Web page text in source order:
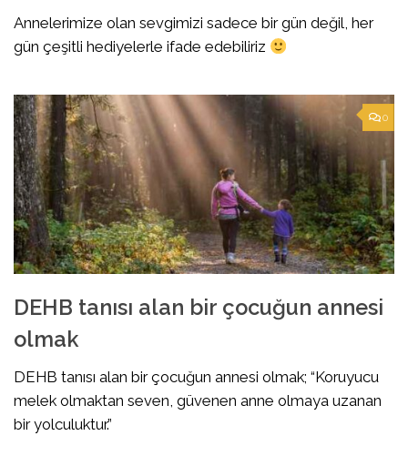
Annelerimize olan sevgimizi sadece bir gün değil, her
gün çeşitli hediyelerle ifade edebiliriz
0
DEHB tanısı alan bir çocuğun annesi
olmak
DEHB tanısı alan bir çocuğun annesi olmak; “Koruyucu
melek olmaktan seven, güvenen anne olmaya uzanan
bir yolculuktur.”